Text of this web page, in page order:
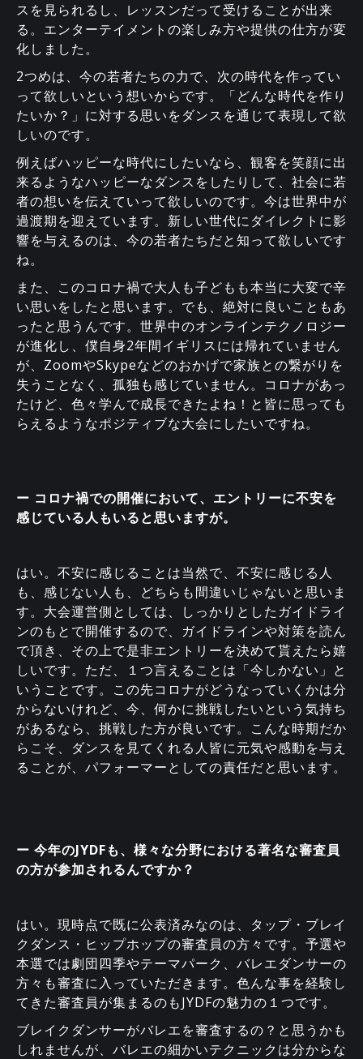
スを見られるし、レッスンだって受けることが出来
る。エンターテイメントの楽しみ方や提供の仕方が変
化しました。
2つめは、今の若者たちの力で、次の時代を作ってい
って欲しいという想いからです。「どんな時代を作り
たいか？」に対する思いをダンスを通じて表現して欲
しいのです。
例えばハッピーな時代にしたいなら、観客を笑顔に出
来るようなハッピーなダンスをしたりして、社会に若
者の想いを伝えていって欲しいのです。今は世界中が
過渡期を迎えています。新しい世代にダイレクトに影
響を与えるのは、今の若者たちだと知って欲しいです
ね。
また、このコロナ禍で大人も子どもも本当に大変で辛
い思いをしたと思います。でも、絶対に良いこともあ
ったと思うんです。世界中のオンラインテクノロジー
が進化し、僕自身2年間イギリスには帰れていません
が、ZoomやSkypeなどのおかげで家族との繋がりを
失うことなく、孤独も感じていません。コロナがあっ
たけど、色々学んで成長できたよね！と皆に思っても
らえるようなポジティブな大会にしたいですね。
ー コロナ禍での開催において、エントリーに不安を
感じている人もいると思いますが。
はい。不安に感じることは当然で、不安に感じる人
も、感じない人も、どちらも間違いじゃないと思いま
す。大会運営側としては、しっかりとしたガイドライ
ンのもとで開催するので、ガイドラインや対策を読ん
で頂き、その上で是非エントリーを決めて貰えたら嬉
しいです。ただ、１つ言えることは「今しかない」と
いうことです。この先コロナがどうなっていくかは分
からないけれど、今、何かに挑戦したいという気持ち
があるなら、挑戦した方が良いです。こんな時期だか
らこそ、ダンスを見てくれる人皆に元気や感動を与え
ることが、パフォーマーとしての責任だと思います。
ー 今年のJYDFも、様々な分野における著名な審査員
の方が参加されるんですか？
はい。現時点で既に公表済みなのは、タップ・ブレイ
クダンス・ヒップホップの審査員の方々です。予選や
本選では劇団四季やテーマパーク、バレエダンサーの
方々も審査に入っていただきます。色んな事を経験し
てきた審査員が集まるのもJYDFの魅力の１つです。
ブレイクダンサーがバレエを審査するの？と思うかも
しれませんが、バレエの細かいテクニックは分からな